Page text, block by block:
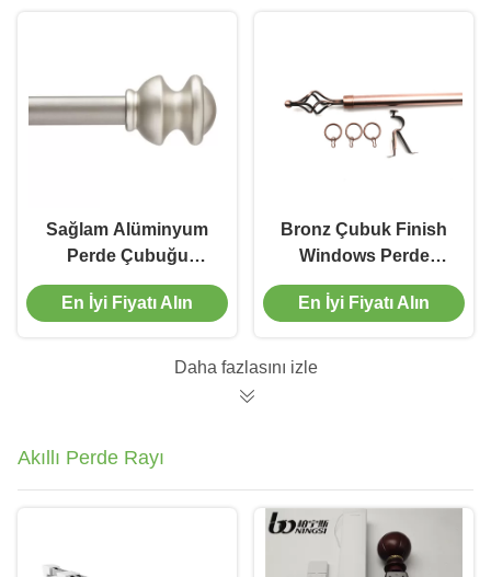
Sağlam Alüminyum
Perde Çubuğu
Standart Dekoratif
Pencere Perde
En İyi Fiyatı Alın
Bronz Çubuk Finish
Windows Perde
Çubukları 28 ila 48 İnç
Ayarlanabilir
En İyi Fiyatı Alın
Daha fazlasını izle
Akıllı Perde Rayı